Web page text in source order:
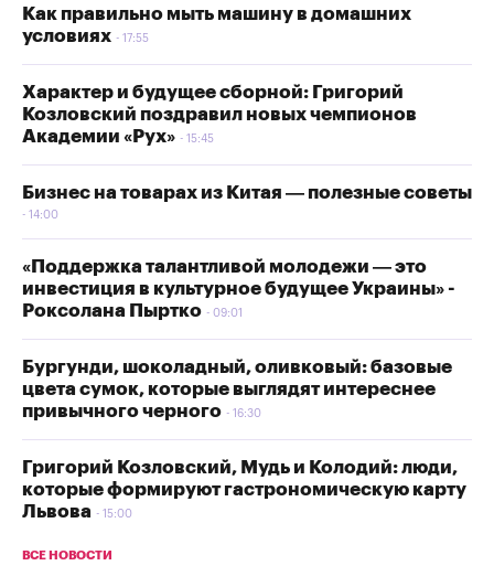
Как правильно мыть машину в домашних
условиях
17:55
Характер и будущее сборной: Григорий
Козловский поздравил новых чемпионов
Академии «Рух»
15:45
Бизнес на товарах из Китая — полезные советы
14:00
«Поддержка талантливой молодежи — это
инвестиция в культурное будущее Украины» -
Роксолана Пыртко
09:01
Бургунди, шоколадный, оливковый: базовые
цвета сумок, которые выглядят интереснее
привычного черного
16:30
Григорий Козловский, Мудь и Колодий: люди,
которые формируют гастрономическую карту
Львова
15:00
ВСЕ НОВОСТИ